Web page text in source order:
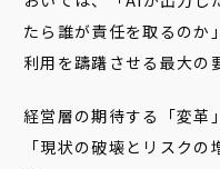
たら誰が責任を取るのか
利用を躊躇させる最大の
経営層の期待する「変革
「現状の破壊とリスク